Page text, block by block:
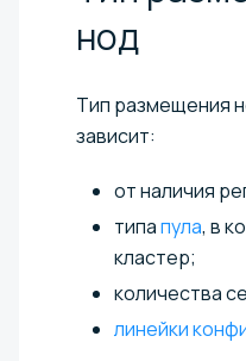
нод
Тип размещения
зависит:
от наличия
типапула, в
кластер;
количества
линейки